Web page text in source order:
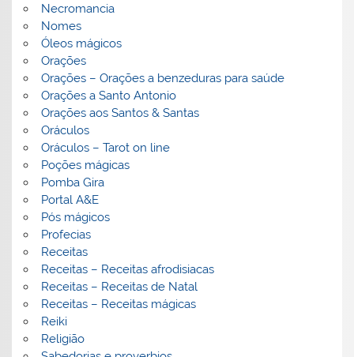
Necromancia
Nomes
Óleos mágicos
Orações
Orações – Orações a benzeduras para saúde
Orações a Santo Antonio
Orações aos Santos & Santas
Oráculos
Oráculos – Tarot on line
Poções mágicas
Pomba Gira
Portal A&E
Pós mágicos
Profecias
Receitas
Receitas – Receitas afrodisiacas
Receitas – Receitas de Natal
Receitas – Receitas mágicas
Reiki
Religião